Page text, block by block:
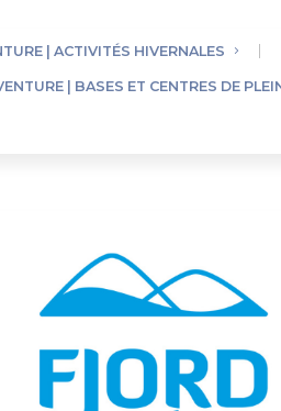
| ACTIVITÉS HIVERNALES
| BASES ET CENTRES DE